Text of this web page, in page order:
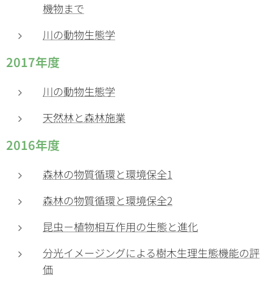
機物まで
川の動物生態学
2017年度
川の動物生態学
天然林と森林施業
2016年度
森林の物質循環と環境保全1
森林の物質循環と環境保全2
昆虫－植物相互作用の生態と進化
分光イメージングによる樹木生理生態機能の評
価